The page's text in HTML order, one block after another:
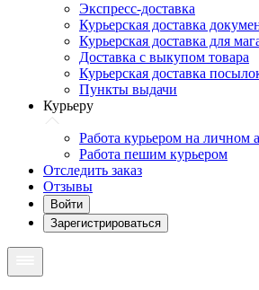
Экспресс-доставка
Курьерская доставка
Курьерская доставка для
Доставка с выкупом товара
Курьерская доставка
Пункты выдачи
Курьеру
Работа курьером на личном
Работа пешим курьером
Отследить заказ
Отзывы
Войти
Зарегистрироваться